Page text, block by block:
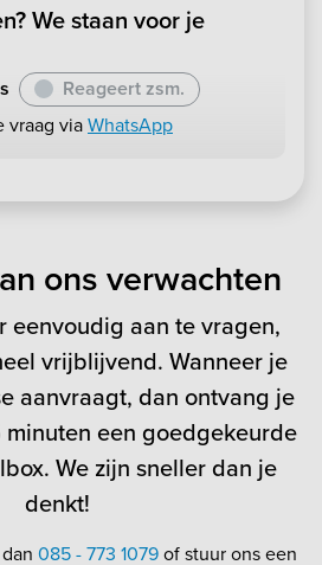
We staan voor je
Reageert zsm.
vraag viaWhatsApp
ons verwachten
eenvoudig aan te vragen,
vrijblijvend. Wanneer je
aanvraagt, dan ontvang je
minuten een goedgekeurde
We zijn sneller dan je
denkt!
085 - 773 1079of stuur ons een